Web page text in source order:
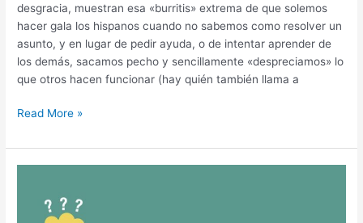
desgracia, muestran esa «burritis» extrema de que solemos
hacer gala los hispanos cuando no sabemos como resolver un
asunto, y en lugar de pedir ayuda, o de intentar aprender de
los demás, sacamos pecho y sencillamente «despreciamos» lo
que otros hacen funcionar (hay quién también llama a
Read More »